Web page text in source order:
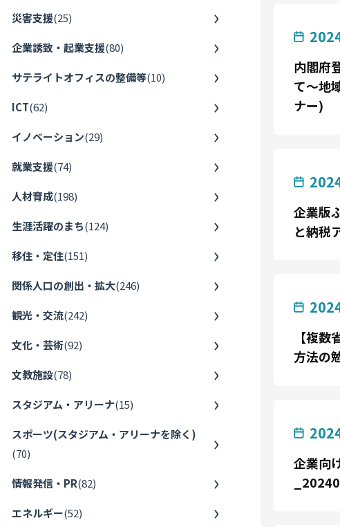
災害支援(25)
企業誘致・起業支援(80)
サテライトオフィスの整備等(10)
ICT(62)
イノベーション(29)
就業支援(74)
人材育成(198)
生涯活躍のまち(124)
移住・定住(151)
関係人口の創出・拡大(246)
観光・交流(242)
文化・芸術(92)
文教施設(78)
スタジアム・アリーナ(15)
スポーツ(スタジアム・アリーナを除く)
(70)
情報発信・PR(82)
エネルギー(52)
内閣府
て～地
ナー)
企業版
と納税
【複
方法の
企業向